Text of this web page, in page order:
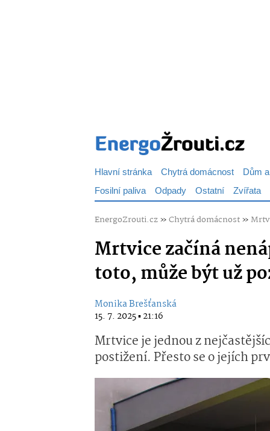
Hlavní stránka Chytrá domácnost
Dům
Fosilní paliva Odpady Ostatní Zvířata
EnergoZrouti.cz»Chytrá domácnost»
Mrtvice začíná
toto, může být už
Monika Brešťanská
15. 7. 2025 ▪ 21:16
Mrtvice je jednou z
postižení. Přesto se o jejích